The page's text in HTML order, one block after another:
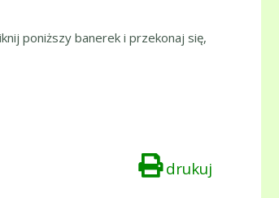
poniższy banerek i przekonaj się,
drukuj